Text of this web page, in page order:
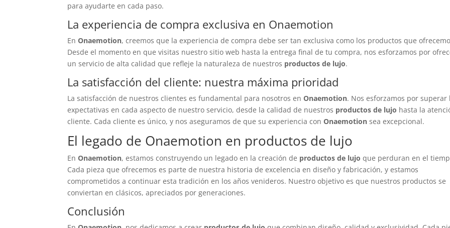
para ayudarte en cada paso.
La experiencia de compra exclusiva en Onaemotion
EnOnaemotion, creemos que la experiencia de compra debe ser tan exclusiva como los productos que
Desde el momento en que visitas nuestro sitio web hasta la entrega final de tu compra, nos esforzamos por
un servicio de alta calidad que refleje la naturaleza de nuestros productos de lujo.
La satisfacción del cliente: nuestra máxima prioridad
La satisfacción de nuestros clientes es fundamental para nosotros enOnaemotion. Nos esforzamos por superar
expectativas en cada aspecto de nuestro servicio, desde la calidad de nuestros productos de lujo hasta la
cliente. Cada cliente es único, y nos aseguramos de que su experiencia conOnaemotion sea excepcional.
El legado de Onaemotion en productos de lujo
EnOnaemotion, estamos construyendo un legado en la creación de productos de lujo que perduran en el
Cada pieza que ofrecemos es parte de nuestra historia de excelencia en diseño y fabricación, y estamos
comprometidos a continuar esta tradición en los años venideros. Nuestro objetivo es que nuestros productos se
conviertan en clásicos, apreciados por generaciones.
Conclusión